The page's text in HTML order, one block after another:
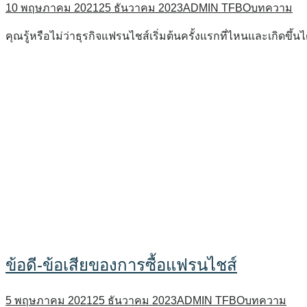
10 พฤษภาคม 202125 ธันวาคม 2023ADMIN TFBOบทความ
คุณรู้หรือไม่ว่าธุรกิจแฟรนไชส์เริ่มต้นครั้งแรกที่ไหนและเกิดขึ้นไ
ข้อดี-ข้อเสียของการซื้อแฟรนไชส์
5 พฤษภาคม 202125 ธันวาคม 2023ADMIN TFBOบทความ